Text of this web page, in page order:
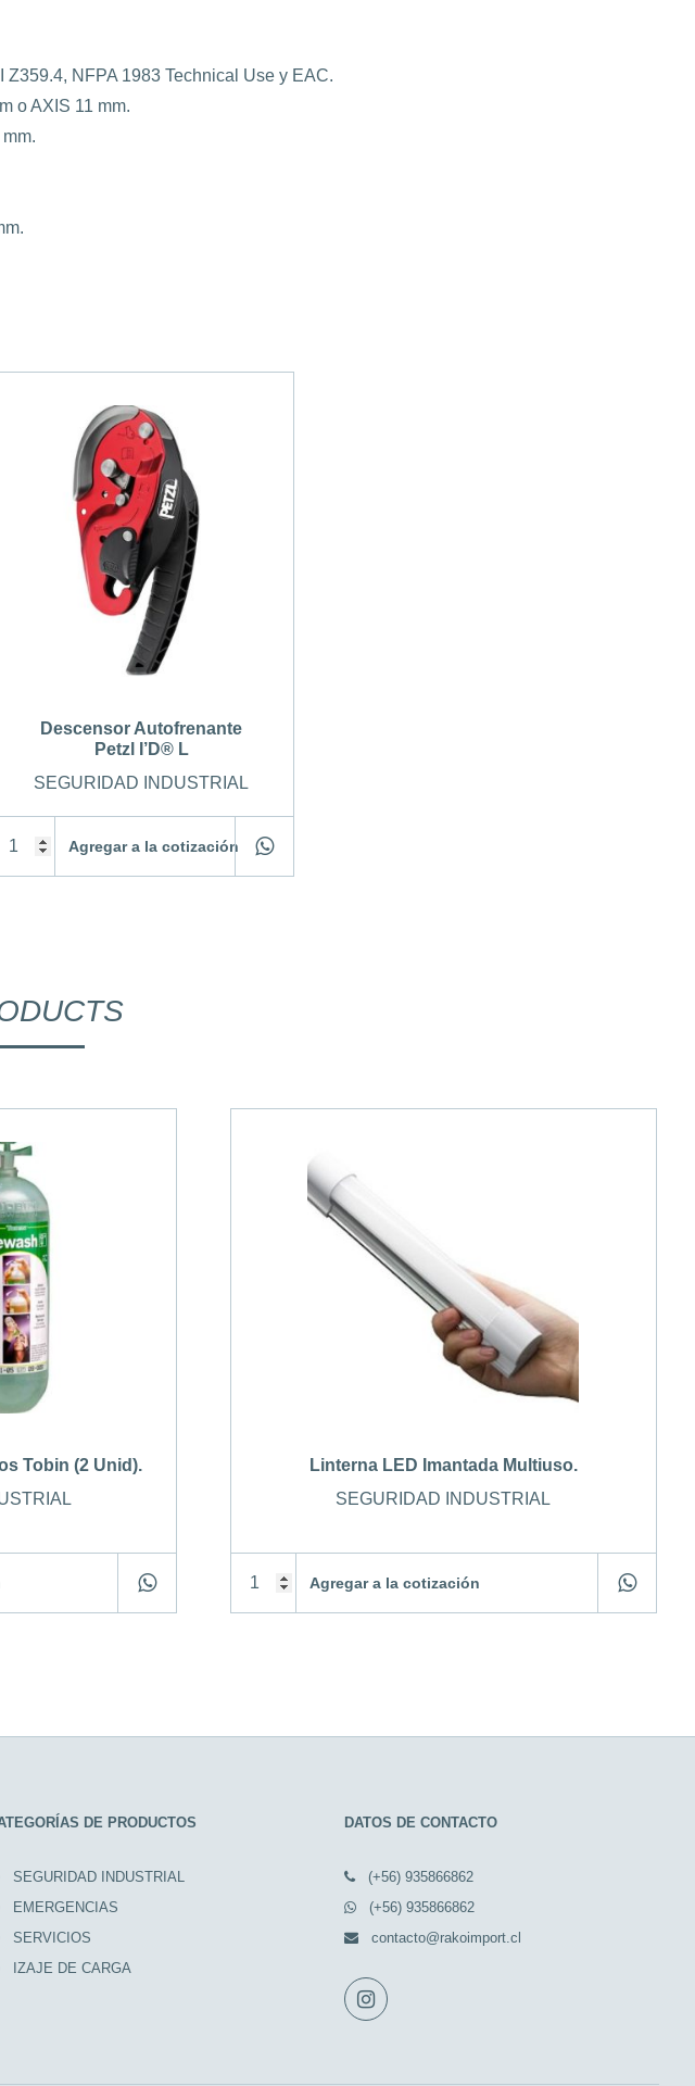
NFPA 1983 Technical Use y EAC.
o AXIS 11 mm.
Descensor Autofrenante
Petzl I’D® L
SEGURIDAD INDUSTRIAL
Agregar a la cotización
Tobin (2 Unid).
Linterna LED Imantada Multiuso.
SEGURIDAD INDUSTRIAL
Agregar a la cotización
DE PRODUCTOS
SEGURIDAD INDUSTRIAL
EMERGENCIAS
SERVICIOS
IZAJE DE CARGA
DATOS DE CONTACTO
(+56) 935866862
(+56) 935866862
contacto@rakoimport.cl